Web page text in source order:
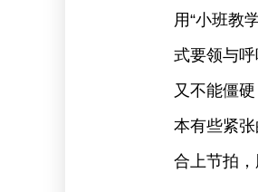
用“小班教
式要领与
又不能僵
本有些紧
合上节拍，